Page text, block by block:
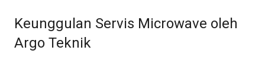
Keunggulan Servis Microwave oleh
Argo Teknik